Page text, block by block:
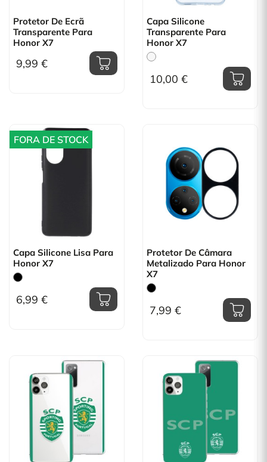
Protetor De Ecrã
Transparente Para
Honor X7
9,99 €
Capa Silicone
Transparente Para
Honor X7
10,00 €
Capa Silicone Lisa Para
Honor X7
6,99 €
FORA DE STOCK
Protetor De Câmara
Metalizado Para Honor
X7
7,99 €